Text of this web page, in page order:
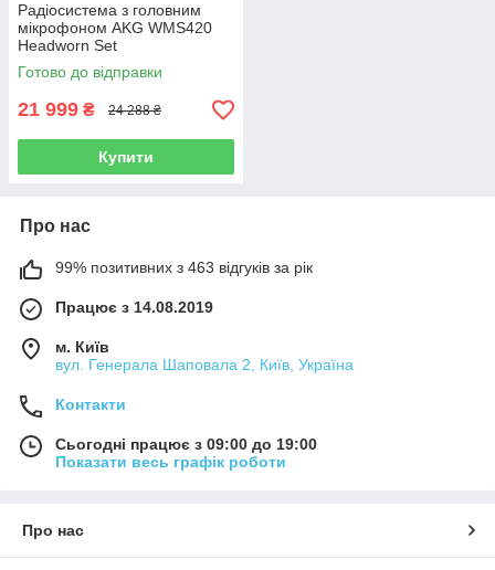
Радіосистема з головним
мікрофоном AKG WMS420
Headworn Set
Готово до відправки
21 999 ₴ 24 288 ₴
Купити
Про нас
99% позитивних з 463 відгуків за рік
Працює з 14.08.2019
м. Київ
вул. Генерала Шаповала 2, Київ, Україна
Контакти
Сьогодні працює з 09:00 до 19:00
Показати весь графік роботи
Про нас